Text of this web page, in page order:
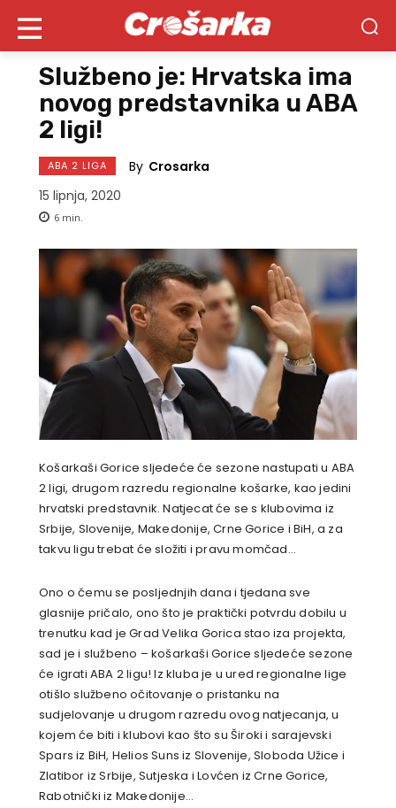
Službeno je: Hrvatska ima
novog predstavnika u ABA
2 ligi!
ABA 2 LIGA By Crosarka
15 lipnja, 2020
6 min.
Košarkaši Gorice sljedeće će sezone nastupati u ABA
2 ligi, drugom razredu regionalne košarke, kao jedini
hrvatski predstavnik. Natjecat će se s klubovima iz
Srbije, Slovenije, Makedonije, Crne Gorice i BiH, a za
takvu ligu trebat će složiti i pravu momčad…
Ono o čemu se posljednjih dana i tjedana sve
glasnije pričalo, ono što je praktički potvrdu dobilu u
trenutku kad je Grad Velika Gorica stao iza projekta,
sad je i službeno – košarkaši Gorice sljedeće sezone
će igrati ABA 2 ligu! Iz kluba je u ured regionalne lige
otišlo službeno očitovanje o pristanku na
sudjelovanje u drugom razredu ovog natjecanja, u
kojem će biti i klubovi kao što su Široki i sarajevski
Spars iz BiH, Helios Suns iz Slovenije, Sloboda Užice i
Zlatibor iz Srbije, Sutjeska i Lovćen iz Crne Gorice,
Rabotnički iz Makedonije…